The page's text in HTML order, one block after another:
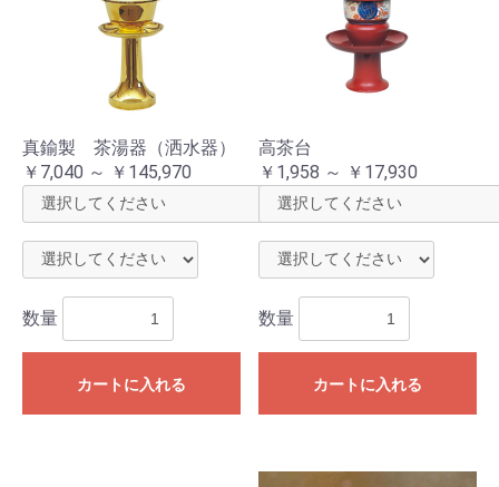
真鍮製 茶湯器（洒水器）
￥7,040 ～ ￥145,970
数量
カートに入れる
高茶台
￥1,958 ～ ￥17,930
数量
カートに入れる